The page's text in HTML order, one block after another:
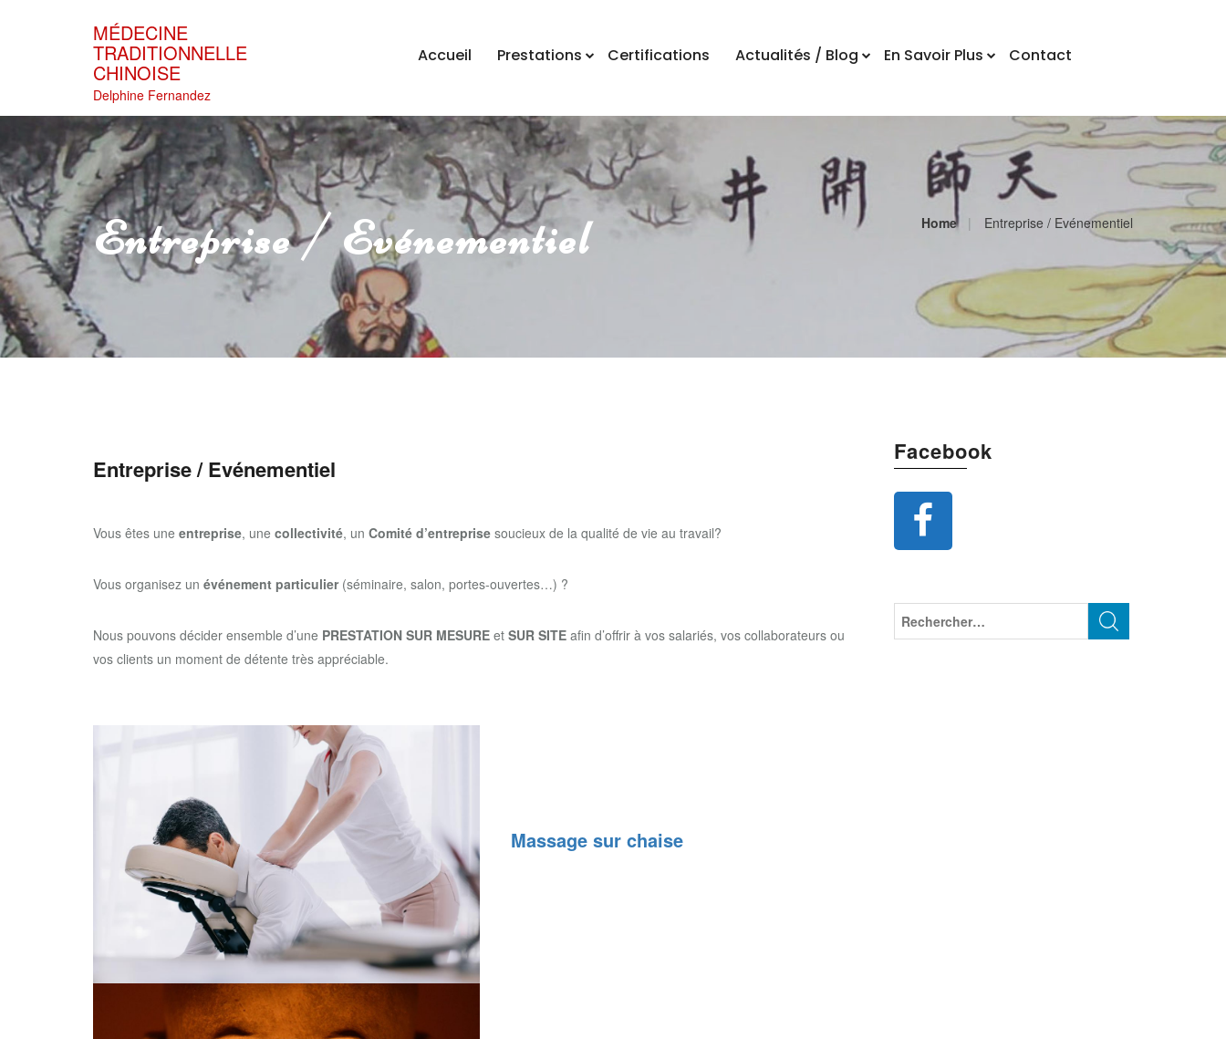
MÉDECINE
TRADITIONNELLE
CHINOISE
Delphine Fernandez
Accueil Prestations Certifications Actualités / Blog En Savoir Plus Contact
Entreprise / Evénementiel Home Entreprise / Evénementiel
Entreprise / Evénementiel
Vous êtes une entreprise, une collectivité, un Comité d’entreprise soucieux de la qualité de vie au travail?
Vous organisez un événement particulier(séminaire, salon, portes-ouvertes…) ?
Nous pouvons décider ensemble d’une PRESTATION SUR MESURE et SUR SITE afin d’offrir à vos salariés, vos collaborateurs ou
vos clients un moment de détente très appréciable.
Massage sur chaise
Facebook